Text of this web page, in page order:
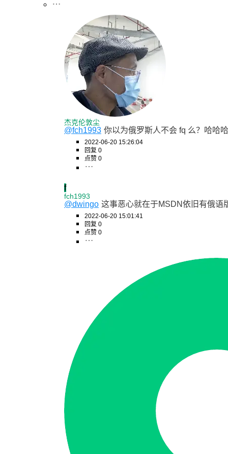
杰克伦敦尘
@fch1993 你以为俄罗斯人不会 fq 么？哈哈
2022-06-20 15:26:04
回复 0
点赞 0
f
fch1993
@dwingo 这事恶心就在于MSDN依旧有俄语
2022-06-20 15:01:41
回复 0
点赞 0